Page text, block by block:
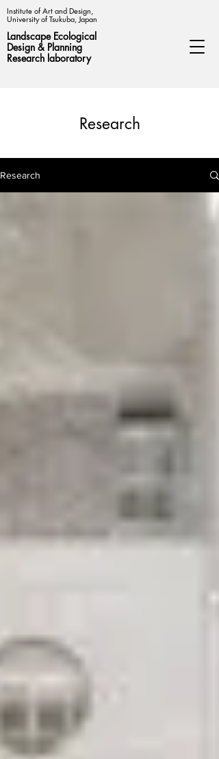
Institute of Art and Design,
University of Tsukuba, Japan
Landscape Ecological
Design & Planning
Research laboratory
Research
Research